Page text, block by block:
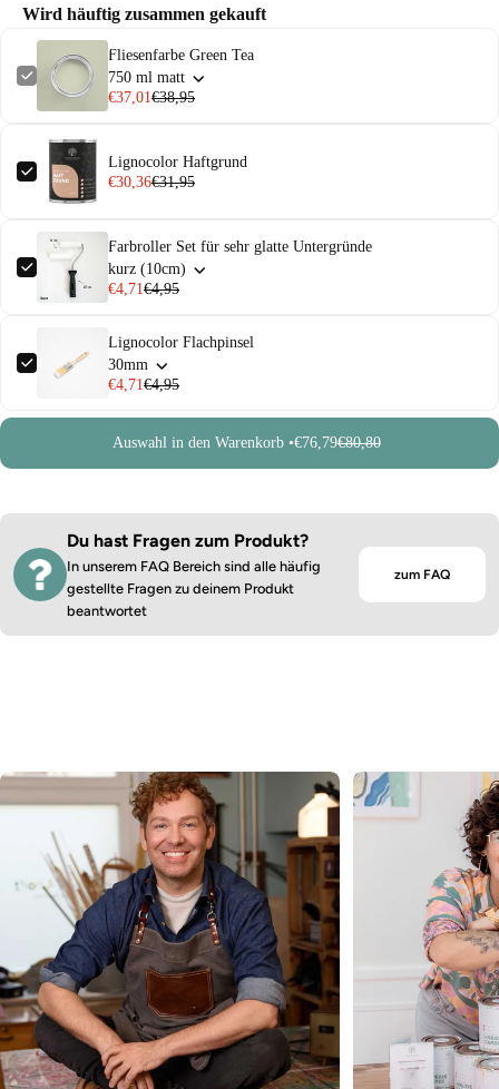
Wird häuftig zusammen gekauft
Fliesenfarbe Green Tea
750 ml matt
€37,01€38,95
Lignocolor Haftgrund
€30,36€31,95
Farbroller Set für sehr glatte Untergründe
kurz (10cm)
€4,71€4,95
Lignocolor Flachpinsel
30mm
€4,71€4,95
Auswahl in den Warenkorb •€76,79€80,80
Du hast Fragen zum Produkt?
In unserem FAQ Bereich sind alle häufig
gestellte Fragen zu deinem Produkt
beantwortet
zum FAQ